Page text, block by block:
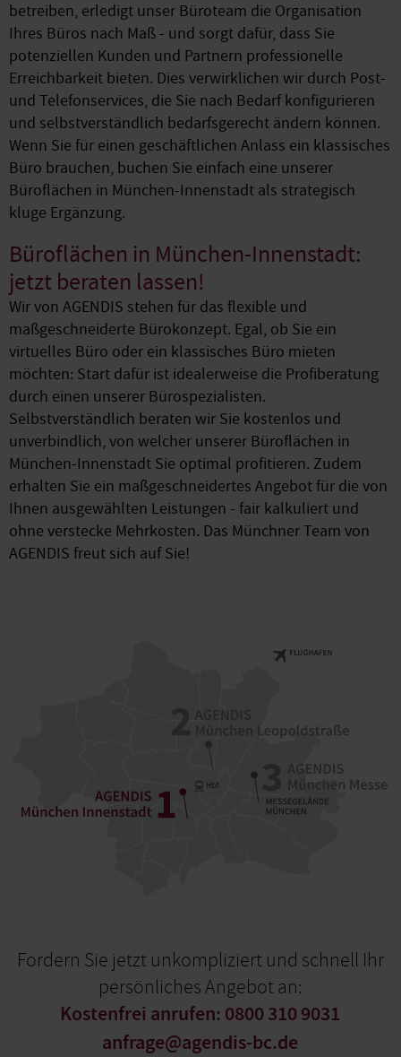
betreiben, erledigt unser Büroteam die Organisation
Ihres Büros nach Maß - und sorgt dafür, dass Sie
potenziellen Kunden und Partnern professionelle
Erreichbarkeit bieten. Dies verwirklichen wir durch Post-
und Telefonservices, die Sie nach Bedarf konfigurieren
und selbstverständlich bedarfsgerecht ändern können.
Wenn Sie für einen geschäftlichen Anlass ein klassisches
Büro brauchen, buchen Sie einfach eine unserer
Büroflächen in München-Innenstadt als strategisch
kluge Ergänzung.
Büroflächen in München-Innenstadt:
jetzt beraten lassen!
Wir von AGENDIS stehen für das flexible und
maßgeschneiderte Bürokonzept. Egal, ob Sie ein
virtuelles Büro oder ein klassisches Büro mieten
möchten: Start dafür ist idealerweise die Profiberatung
durch einen unserer Bürospezialisten.
Selbstverständlich beraten wir Sie kostenlos und
unverbindlich, von welcher unserer Büroflächen in
München-Innenstadt Sie optimal profitieren. Zudem
erhalten Sie ein maßgeschneidertes Angebot für die von
Ihnen ausgewählten Leistungen - fair kalkuliert und
ohne verstecke Mehrkosten. Das Münchner Team von
AGENDIS freut sich auf Sie!
Fordern Sie jetzt unkompliziert und schnell Ihr
persönliches Angebot an:
Kostenfrei anrufen: 0800 310 9031
anfrage@agendis-bc.de